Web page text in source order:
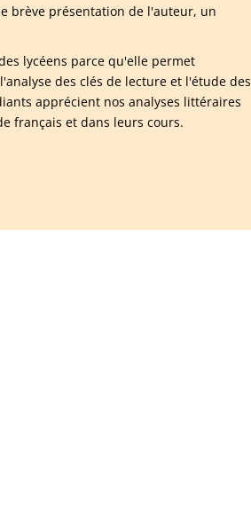
brève présentation de l'auteur, un
lycéens parce qu'elle permet
des clés de lecture et l'étude des
apprécient nos analyses littéraires
français et dans leurs cours.